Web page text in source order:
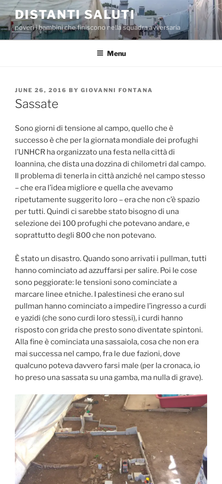
Skip
to
content
DISTANTI SALUTI
poveri i bambini che finiscono nella squadra avversaria
Menu
POSTED
ON
JUNE 26, 2016 BY GIOVANNI FONTANA
Sassate
Sono giorni di tensione al campo, quello che è
successo è che per la giornata mondiale dei profughi
l’UNHCR ha organizzato una festa nella città di
Ioannina, che dista una dozzina di chilometri dal campo.
Il problema di tenerla in città anziché nel campo stesso
– che era l’idea migliore e quella che avevamo
ripetutamente suggerito loro – era che non c’è spazio
per tutti. Quindi ci sarebbe stato bisogno di una
selezione dei 100 profughi che potevano andare, e
soprattutto degli 800 che non potevano.
È stato un disastro. Quando sono arrivati i pullman, tutti
hanno cominciato ad azzuffarsi per salire. Poi le cose
sono peggiorate: le tensioni sono cominciate a
marcare linee etniche. I palestinesi che erano sul
pullman hanno cominciato a impedire l’ingresso a curdi
e yazidi (che sono curdi loro stessi), i curdi hanno
risposto con grida che presto sono diventate spintoni.
Alla fine è cominciata una sassaiola, cosa che non era
mai successa nel campo, fra le due fazioni, dove
qualcuno poteva davvero farsi male (per la cronaca, io
ho preso una sassata su una gamba, ma nulla di grave).